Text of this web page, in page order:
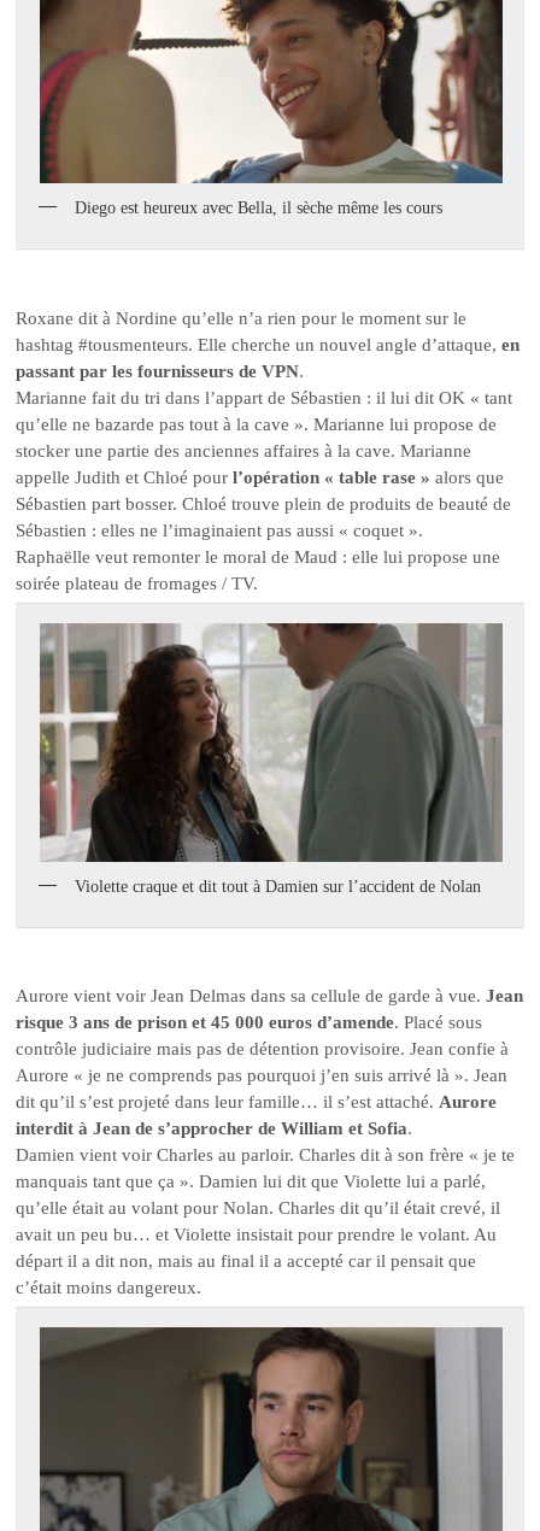
Diego est heureux avec Bella, il sèche même les cours
Roxane dit à Nordine qu’elle n’a rien pour le moment sur le
hashtag #tousmenteurs. Elle cherche un nouvel angle d’attaque,en
passant par les fournisseurs de VPN.
Marianne fait du tri dans l’appart de Sébastien : il lui dit OK « tant
qu’elle ne bazarde pas tout à la cave ». Marianne lui propose de
stocker une partie des anciennes affaires à la cave. Marianne
appelle Judith et Chloé pourl’opération « table rase » alors que
Sébastien part bosser. Chloé trouve plein de produits de beauté de
Sébastien : elles ne l’imaginaient pas aussi « coquet ».
Raphaëlle veut remonter le moral de Maud : elle lui propose une
soirée plateau de fromages / TV.
Violette craque et dit tout à Damien sur l’accident de Nolan
Aurore vient voir Jean Delmas dans sa cellule de garde à vue.Jean
risque 3 ans de prison et 45 000 euros d’amende. Placé sous
contrôle judiciaire mais pas de détention provisoire. Jean confie à
Aurore « je ne comprends pas pourquoi j’en suis arrivé là ». Jean
dit qu’il s’est projeté dans leur famille… il s’est attaché.Aurore
interdit à Jean de s’approcher de William et Sofia.
Damien vient voir Charles au parloir. Charles dit à son frère « je te
manquais tant que ça ». Damien lui dit que Violette lui a parlé,
qu’elle était au volant pour Nolan. Charles dit qu’il était crevé, il
avait un peu bu… et Violette insistait pour prendre le volant. Au
départ il a dit non, mais au final il a accepté car il pensait que
c’était moins dangereux.